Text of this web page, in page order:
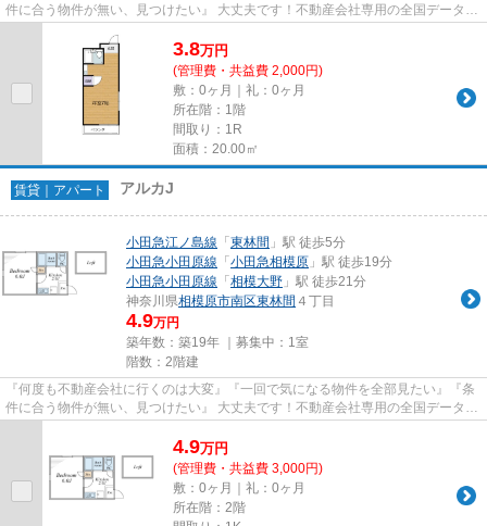
件に合う物件が無い、見つけたい』 大丈夫です！不動産会社専用の全国データベ
3.8万円
(管理費・共益費 2,000円)
敷：0ヶ月｜礼：0ヶ月
所在階：1階
間取り：1R
面積：20.00㎡
賃貸｜アパート アルカJ
小田急江ノ島線 「 東林間 」駅 徒歩5分
小田急小田原線 「 小田急相模原 」駅 徒歩19分
小田急小田原線 「 相模大野 」駅 徒歩21分
神奈川県相模原市南区東林間 ４丁目
4.9万円
築年数：築19年 ｜募集中： 1室
階数：2階建
『何度も不動産会社に行くのは大変』『一回で気になる物件を全部見たい』『条
件に合う物件が無い、見つけたい』 大丈夫です！不動産会社専用の全国データベ
4.9万円
(管理費・共益費 3,000円)
敷：0ヶ月｜礼：0ヶ月
所在階：2階